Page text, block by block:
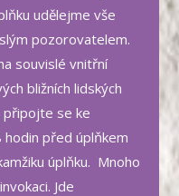
udělejme vše
pozorovatelem.
souvislé vnitřní
bližních lidských
se ke
hodin před úplňkem
úplňku. Mnoho
Jde